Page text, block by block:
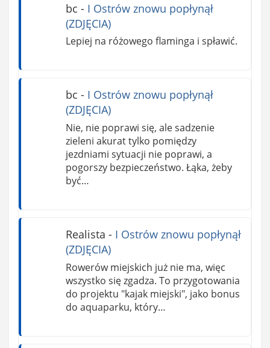
bc - I Ostrów znowu popłynął
(ZDJĘCIA)
Lepiej na różowego flaminga i spławić.
bc - I Ostrów znowu popłynął
(ZDJĘCIA)
Nie, nie poprawi się, ale sadzenie
zieleni akurat tylko pomiędzy
jezdniami sytuacji nie poprawi, a
pogorszy bezpieczeństwo. Łąka, żeby
być…
Realista - I Ostrów znowu popłynął
(ZDJĘCIA)
Rowerów miejskich już nie ma, więc
wszystko się zgadza. To przygotowania
do projektu "kajak miejski", jako bonus
do aquaparku, który…